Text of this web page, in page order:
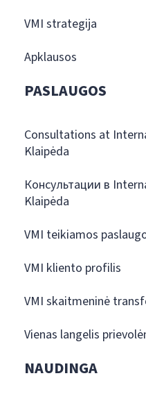
VMI strategija
Apklausos
PASLAUGOS
Consultations at
Klaipėda
Консультации в
Klaipėda
VMI teikiamos
VMI kliento profilis
VMI skaitmeninė
Vienas langelis
NAUDINGA